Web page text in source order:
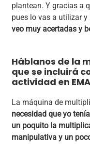
plantean. Y gracias a
pues lo vas a utilizar
veo muy acertadas y
Háblanos de la
que se incluirá
actividad en
La máquina de
necesidad que yo
un poquito la
manipulativa y un